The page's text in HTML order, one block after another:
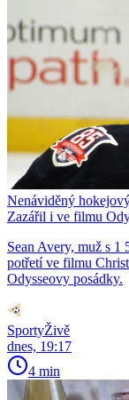
Nenáviděný
Zazářil i ve filmu
Sean Avery, muž s
potřetí ve filmu
Odysseovy posádky.
SportyŽivě
dnes, 19:17
4 min